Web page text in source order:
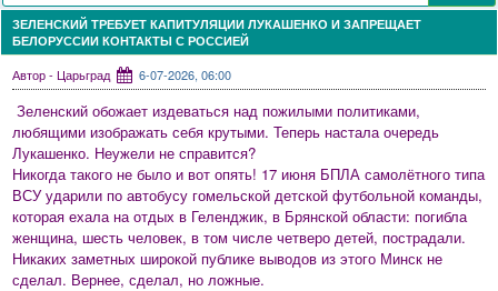
ЗЕЛЕНСКИЙ ТРЕБУЕТ КАПИТУЛЯЦИИ ЛУКАШЕНКО И ЗАПРЕЩАЕТ
БЕЛОРУССИИ КОНТАКТЫ С РОССИЕЙ
Автор - Царьград 6-07-2026, 06:00
Зеленский обожает издеваться над пожилыми политиками,
любящими изображать себя крутыми. Теперь настала очередь
Лукашенко. Неужели не справится?
Никогда такого не было и вот опять! 17 июня БПЛА самолётного типа
ВСУ ударили по автобусу гомельской детской футбольной команды,
которая ехала на отдых в Геленджик, в Брянской области: погибла
женщина, шесть человек, в том числе четверо детей, пострадали.
Никаких заметных широкой публике выводов из этого Минск не
сделал. Вернее, сделал, но ложные.